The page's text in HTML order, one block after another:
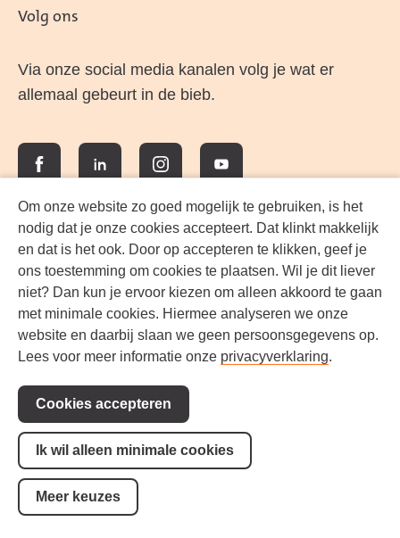
Om onze website zo goed mogelijk te gebruiken, is het
nodig dat je onze cookies accepteert. Dat klinkt makkelijk
en dat is het ook. Door op accepteren te klikken, geef je
ons toestemming om cookies te plaatsen. Wil je dit liever
niet? Dan kun je ervoor kiezen om alleen akkoord te gaan
met minimale cookies. Hiermee analyseren we onze
website en daarbij slaan we geen persoonsgegevens op.
Lees voor meer informatie onze privacyverklaring.
Cookies accepteren
Ik wil alleen minimale cookies
Meer keuzes
Volg ons
Via onze social media kanalen volg je wat er
allemaal gebeurt in de bieb.
FacebookLinkedIn InstagramYouTube
Voorwaarden
Toegankelijkheid Privacy
Cookie-instellingen